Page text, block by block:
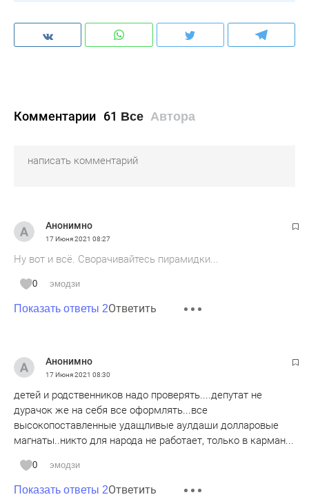
Комментарии 61 Все Автора
Анонимно
17 Июня 2021 08:27
Ну вот и всё. Сворачивайтесь пирамидки...
0 эмодзи
Показать ответы 2Ответить
Анонимно
17 Июня 2021 08:30
детей и родственников надо проверять....депутат не
дурачок же на себя все оформлять...все
высокопоставленные удащливые аулдаши долларовые
магнаты..никто для народа не работает, только в карман...
0 эмодзи
Показать ответы 2Ответить